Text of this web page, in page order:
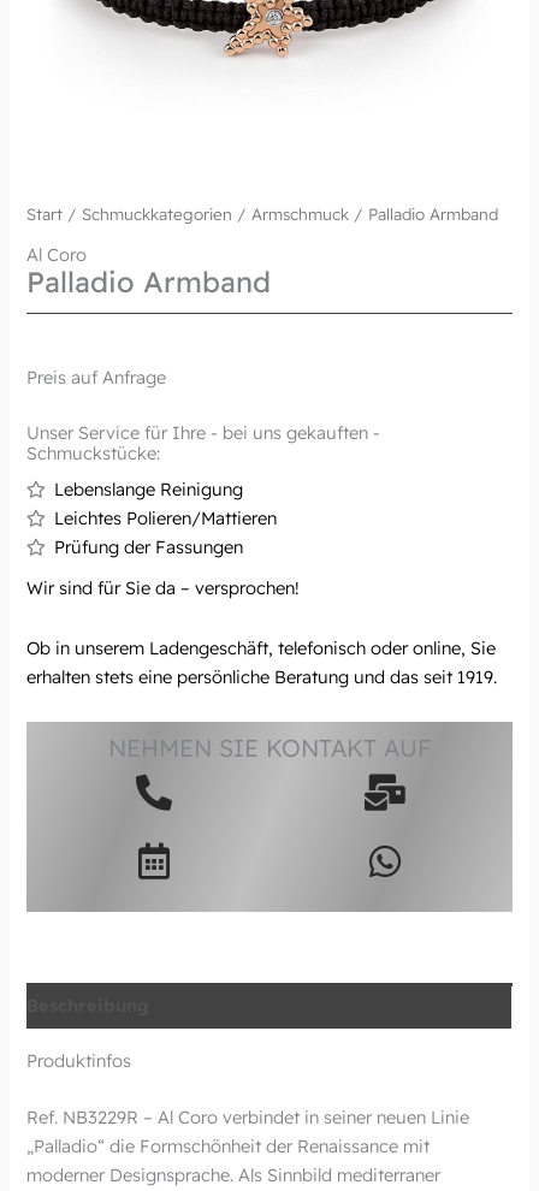
Start / Schmuckkategorien / Armschmuck / Palladio Armband
Al Coro
Palladio Armband
Preis auf Anfrage
Unser Service für Ihre - bei uns gekauften -
Schmuckstücke:
Lebenslange Reinigung
Leichtes Polieren/Mattieren
Prüfung der Fassungen
Wir sind für Sie da – versprochen!
Ob in unserem Ladengeschäft, telefonisch oder online, Sie
erhalten stets eine persönliche Beratung und das seit 1919.
NEHMEN SIE KONTAKT AUF
Produktinfos
Ref. NB3229R – Al Coro verbindet in seiner neuen Linie
„Palladio“ die Formschönheit der Renaissance mit
moderner Designsprache. Als Sinnbild mediterraner